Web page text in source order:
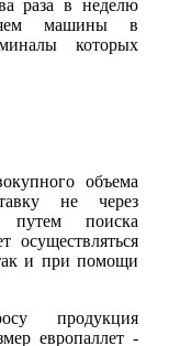
раза в неделю
машины в
которых
объема
не через
путем поиска
и при помощи
продукция
европаллет -